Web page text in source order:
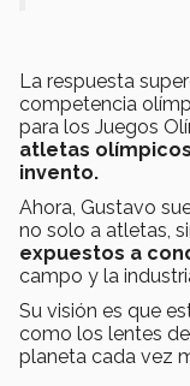
La respuesta
competencia
para los Juegos
atletas
invento.
Ahora, Gustavo
no solo a atletas,
expuestos a
campo y la
Su visión es que
como los lentes
planeta cada vez